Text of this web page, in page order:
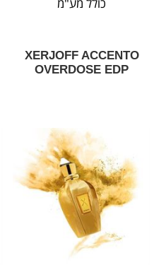
XERJOFF ACCENTO
OVERDOSE EDP